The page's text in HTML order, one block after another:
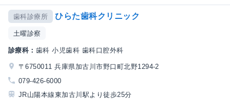
歯科診療所 ひらた歯科クリニック
土曜診察
診療科： 歯科 小児歯科 歯科口腔外科
〒6750011 兵庫県加古川市野口町北野1294-2
079-426-6000
JR山陽本線東加古川駅より徒歩25分